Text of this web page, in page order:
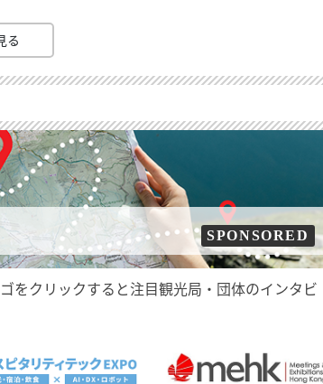
る
SPONSORED
をクリックすると注目観光局・団体のインタビ